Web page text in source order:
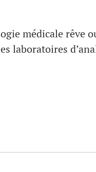
médicale rêve
laboratoires